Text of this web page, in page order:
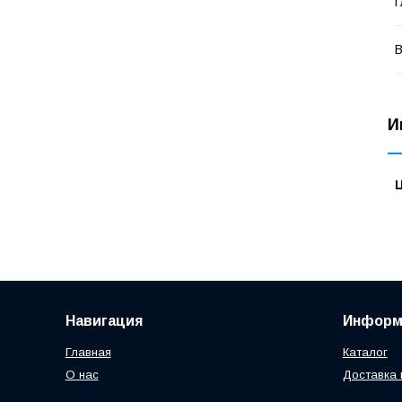
Навигация
Главная
О нас
Каталог
Доставка